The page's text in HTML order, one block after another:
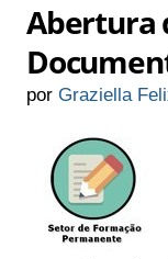
Abertura
porGraziella